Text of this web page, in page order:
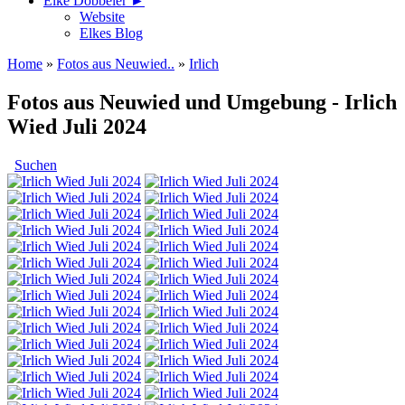
Website
Elkes Blog
Home » Fotos aus Neuwied.. » Irlich
Fotos aus Neuwied und Umgebung - Irlich
Wied Juli 2024
Suchen